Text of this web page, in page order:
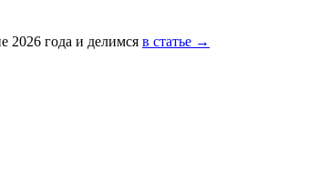
2026 года и делимся в статье →